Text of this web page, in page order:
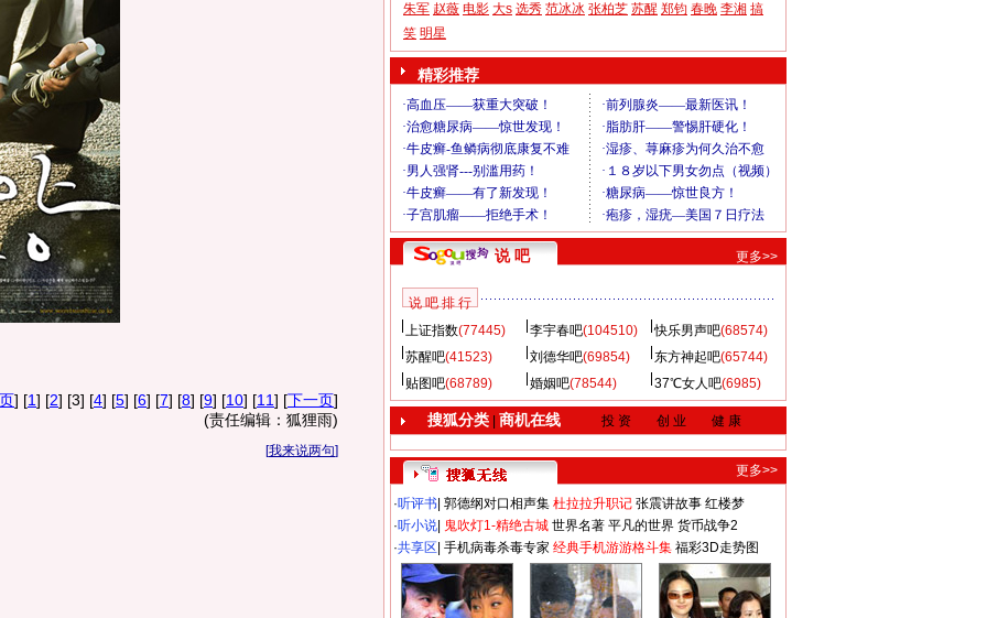
] [1] [2] [3] [4] [5] [6] [7] [8] [9] [10] [11] [下一页]
(责任编辑：狐狸雨)
[我来说两句]
朱军 赵薇 电影 大s 选秀 范冰冰 张柏芝 苏醒 郑钧 春晚 李湘 搞
笑 明星
精彩推荐
说 吧 更多>>
说 吧 排 行
上证指数(77445) 李宇春吧(104510) 快乐男声吧(68574)
苏醒吧(41523) 刘德华吧(69854) 东方神起吧(65744)
贴图吧(68789) 婚姻吧(78544) 37℃女人吧(6985)
搜狐分类| 商机在线 投 资 创 业 健 康
更多>>
·听评书 郭德纲对口相声集 杜拉拉升职记 张震讲故事 红楼梦
·听小说 鬼吹灯1-精绝古城 世界名著 平凡的世界 货币战争2
·共享区 手机病毒杀毒专家 经典手机游游格斗集 福彩3D走势图